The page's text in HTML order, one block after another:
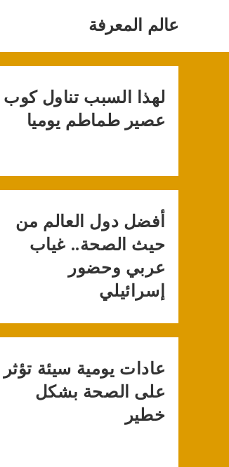
عالم المعرفة
لهذا السبب تناول كوب
عصير طماطم يوميا
أفضل دول العالم من
حيث الصحة.. غياب
عربي وحضور
إسرائيلي
عادات يومية سيئة تؤثر
على الصحة بشكل
خطير